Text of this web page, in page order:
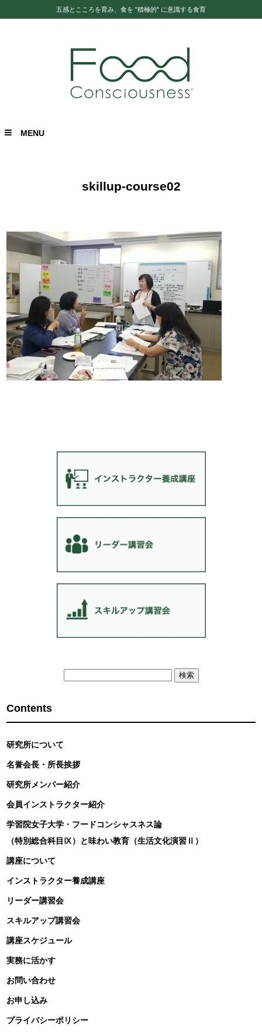
五感とこころを育み、食を "積極的" に意識する食育
MENU
skillup-course02
Contents
研究所について
名誉会長・所長挨拶
研究所メンバー紹介
会員インストラクター紹介
学習院女子大学・フードコンシャスネス論
（特別総合科目Ⅸ）と味わい教育（生活文化演習Ⅱ）
講座について
インストラクター養成講座
リーダー講習会
スキルアップ講習会
講座スケジュール
実務に活かす
お問い合わせ
お申し込み
プライバシーポリシー